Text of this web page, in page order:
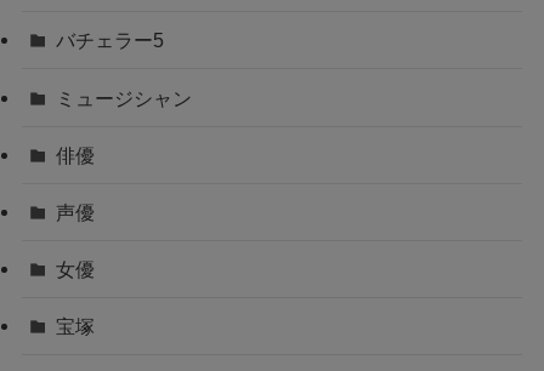
バチェラー5
ミュージシャン
俳優
声優
女優
宝塚